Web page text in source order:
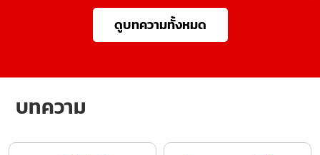
ดูบทความทั้งหมด
บทความ